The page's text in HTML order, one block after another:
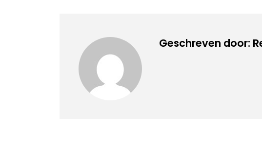
Geschreven door: